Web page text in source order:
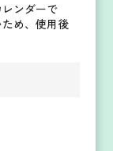
ンダーで
め、使用後